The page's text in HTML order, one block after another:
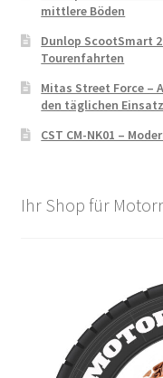
mittlere Böden
Dunlop ScootSmart
Tourenfahrten
Mitas Street Force –
den täglichen Einsatz
CST CM-NK01 –
Ihr Shop für